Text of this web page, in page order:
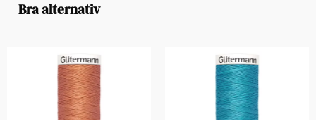
Bra alternativ